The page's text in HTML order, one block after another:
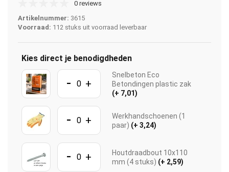
0 reviews
Artikelnummer: 3615
Voorraad: 112 stuks uit voorraad leverbaar
Kies direct je benodigdheden
- +
Snelbeton Eco
Betondingen plastic zak
(+ 7,01)
- +
Werkhandschoenen (1
paar) (+ 3,24)
- +
Houtdraadbout 10x110
mm (4 stuks) (+ 2,59)